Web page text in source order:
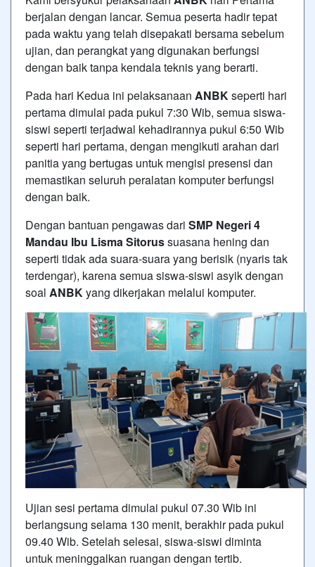
berjalan dengan lancar. Semua peserta hadir tepat
pada waktu yang telah disepakati bersama sebelum
ujian, dan perangkat yang digunakan berfungsi
dengan baik tanpa kendala teknis yang berarti.
Pada hari Kedua ini pelaksanaan ANBKseperti hari
pertama dimulai pada pukul 7:30 Wib, semua siswa-
siswi seperti terjadwal kehadirannya pukul 6:50 Wib
seperti hari pertama, dengan mengikuti arahan dari
panitia yang bertugas untuk mengisi presensi dan
memastikan seluruh peralatan komputer berfungsi
dengan baik.
Dengan bantuan pengawas dari SMP Negeri 4
Mandau Ibu Lisma Sitorussuasana hening dan
seperti tidak ada suara-suara yang berisik (nyaris tak
terdengar), karena semua siswa-siswi asyik dengan
soal ANBKyang dikerjakan melalui komputer.
Ujian sesi pertama dimulai pukul 07.30 Wib ini
berlangsung selama 130 menit, berakhir pada pukul
09.40 Wib. Setelah selesai, siswa-siswi diminta
untuk meninggalkan ruangan dengan tertib.